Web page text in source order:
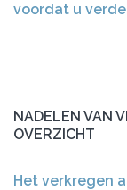
voordat u
NADELEN VAN
OVERZICHT
Het verkregen